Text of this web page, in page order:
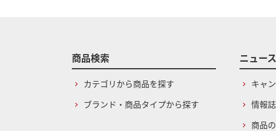
商品検索
カテゴリから商品を探す
ブランド・商品タイプから探す
ニュー
キャ
情報誌
商品